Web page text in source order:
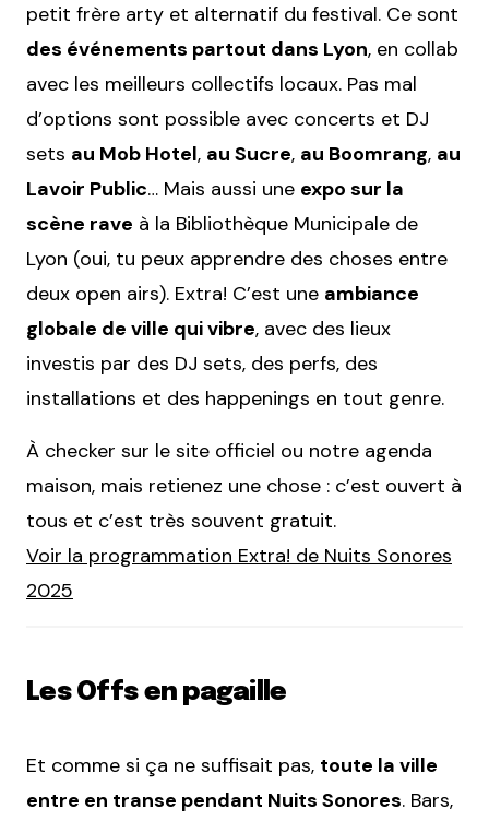
petit frère arty et alternatif du festival. Ce sont
des événements partout dans Lyon, en collab
avec les meilleurs collectifs locaux. Pas mal
d’options sont possible avec concerts et DJ
sets au Mob Hotel, au Sucre, au Boomrang, au
Lavoir Public… Mais aussi une expo sur la
scène rave à la Bibliothèque Municipale de
Lyon (oui, tu peux apprendre des choses entre
deux open airs). Extra! C’est une ambiance
globale de ville qui vibre, avec des lieux
investis par des DJ sets, des perfs, des
installations et des happenings en tout genre.
À checker sur le site officiel ou notre agenda
maison, mais retienez une chose : c’est ouvert à
tous et c’est très souvent gratuit.
Voir la programmation Extra! de Nuits Sonores
2025
Les Offs en pagaille
Et comme si ça ne suffisait pas, toute la ville
entre en transe pendant Nuits Sonores. Bars,